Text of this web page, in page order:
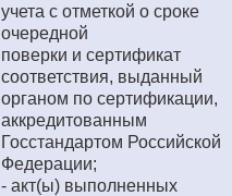
учета с отметкой о сроке
очередной
поверки и сертификат
соответствия, выданный
органом по сертификации,
аккредитованным
Госстандартом Российской
Федерации;
- акт(ы) выполненных